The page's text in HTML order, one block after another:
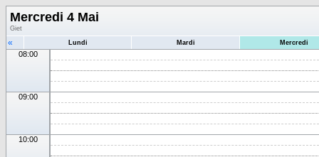
Mercredi 4 Mai
Giet
« Lundi Mardi Mercredi
08:00
09:00
10:00